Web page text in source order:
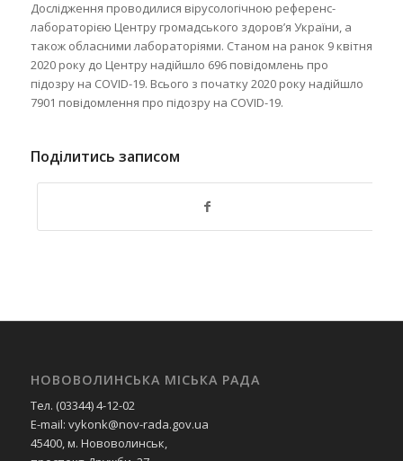
Дослідження проводилися вірусологічною референс-
лабораторією Центру громадського здоров’я України, а
також обласними лабораторіями. Станом на ранок 9 квітня
2020 року до Центру надійшло 696 повідомлень про
підозру на COVID-19. Всього з початку 2020 року надійшло
7901 повідомлення про підозру на COVID-19.
Поділитись записом
НОВОВОЛИНСЬКА МІСЬКА РАДА
Тел. (03344) 4-12-02
E-mail: vykonk@nov-rada.gov.ua
45400, м. Нововолинськ,